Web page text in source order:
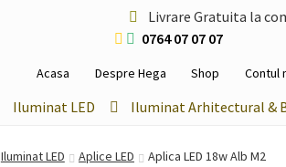
Livrare Gratuita la
0764 07 07 07
Acasa Despre Hega Shop Contul
Iluminat LED Iluminat Arhitectural &
Iluminat LED Aplice LED Aplica LED 18w Alb M2